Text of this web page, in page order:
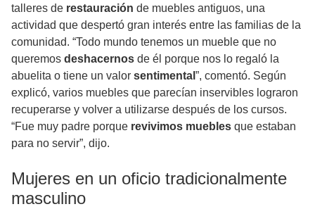
talleres de restauración de muebles antiguos, una
actividad que despertó gran interés entre las familias de la
comunidad. “Todo mundo tenemos un mueble que no
queremos deshacernos de él porque nos lo regaló la
abuelita o tiene un valor sentimental ”, comentó. Según
explicó, varios muebles que parecían inservibles lograron
recuperarse y volver a utilizarse después de los cursos.
“Fue muy padre porque revivimos muebles que estaban
para no servir”, dijo.
Mujeres en un oficio tradicionalmente
masculino